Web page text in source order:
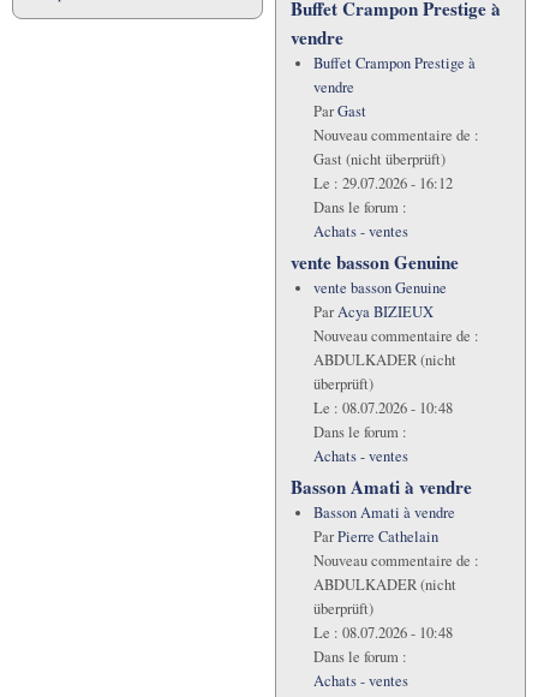
Buffet Crampon Prestige à
vendre
Buffet Crampon Prestige à
vendre
ParGast
Nouveau commentaire de :
Gast (nicht überprüft)
Le : 29.07.2026 - 16:12
Dans le forum :
Achats - ventes
vente basson Genuine
vente basson Genuine
ParAcya BIZIEUX
Nouveau commentaire de :
ABDULKADER (nicht
überprüft)
Le : 08.07.2026 - 10:48
Dans le forum :
Achats - ventes
Basson Amati à vendre
Basson Amati à vendre
ParPierre Cathelain
Nouveau commentaire de :
ABDULKADER (nicht
überprüft)
Le : 08.07.2026 - 10:48
Dans le forum :
Achats - ventes